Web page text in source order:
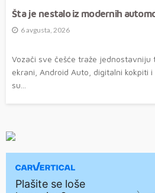
Šta je nestalo iz modernih
6 avgusta, 2026
Vozači sve češće traže
ekrani, Android Auto, digitalni kokpiti
su...